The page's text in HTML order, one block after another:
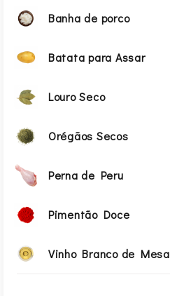
Banha de porco
Batata para Assar
Louro Seco
Orégãos Secos
Perna de Peru
Pimentão Doce
Vinho Branco de Mesa